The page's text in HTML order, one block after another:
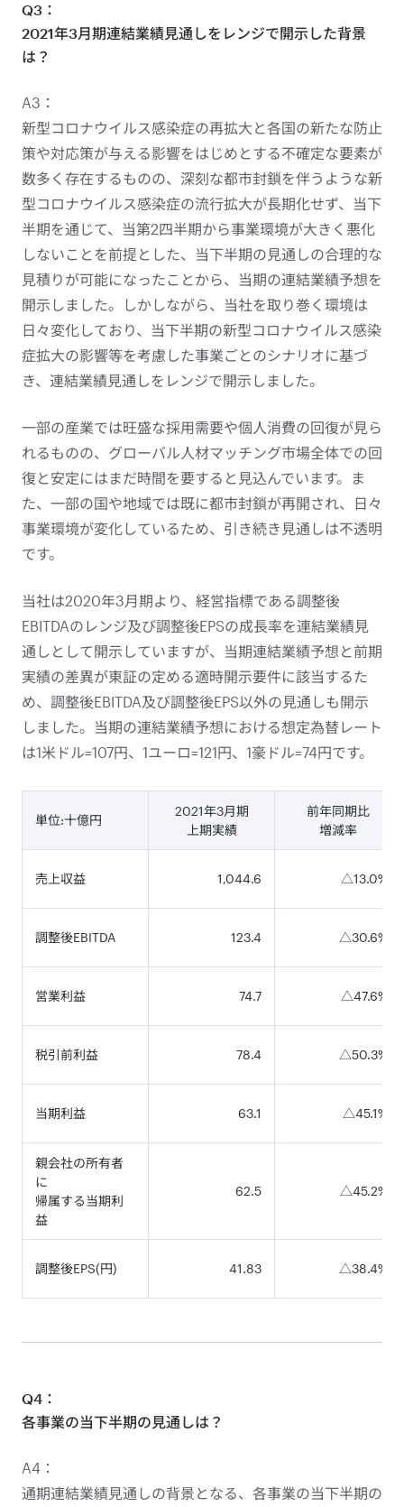
Q3：
2021年3月期連結業績見通しをレンジで開示した背景
は？
A3：
新型コロナウイルス感染症の再拡大と各国の新たな防止
策や対応策が与える影響をはじめとする不確定な要素が
数多く存在するものの、深刻な都市封鎖を伴うような新
型コロナウイルス感染症の流行拡大が長期化せず、当下
半期を通じて、当第2四半期から事業環境が大きく悪化
しないことを前提とした、当下半期の見通しの合理的な
見積りが可能になったことから、当期の連結業績予想を
開示しました。しかしながら、当社を取り巻く環境は
日々変化しており、当下半期の新型コロナウイルス感染
症拡大の影響等を考慮した事業ごとのシナリオに基づ
き、連結業績見通しをレンジで開示しました。
一部の産業では旺盛な採用需要や個人消費の回復が見ら
れるものの、グローバル人材マッチング市場全体での回
復と安定にはまだ時間を要すると見込んでいます。ま
た、一部の国や地域では既に都市封鎖が再開され、日々
事業環境が変化しているため、引き続き見通しは不透明
です。
当社は2020年3月期より、経営指標である調整後
EBITDAのレンジ及び調整後EPSの成長率を連結業績見
通しとして開示していますが、当期連結業績予想と前期
実績の差異が東証の定める適時開示要件に該当するた
め、調整後EBITDA及び調整後EPS以外の見通しも開示
しました。当期の連結業績予想における想定為替レート
は1米ドル=107円、1ユーロ=121円、1豪ドル=74円です。
単位:十億円
2021年3月期
上期実績
前年同期比
増減率
売上収益 1,044.6 △13.0%
調整後EBITDA 123.4 △30.6%
営業利益 74.7 △47.6%
税引前利益 78.4 △50.3%
当期利益 63.1 △45.1%
親会社の所有者
に
帰属する当期利
益
62.5 △45.2%
調整後EPS(円) 41.83 △38.4%
Q4：
各事業の当下半期の見通しは？
A4：
通期連結業績見通しの背景となる、各事業の当下半期の